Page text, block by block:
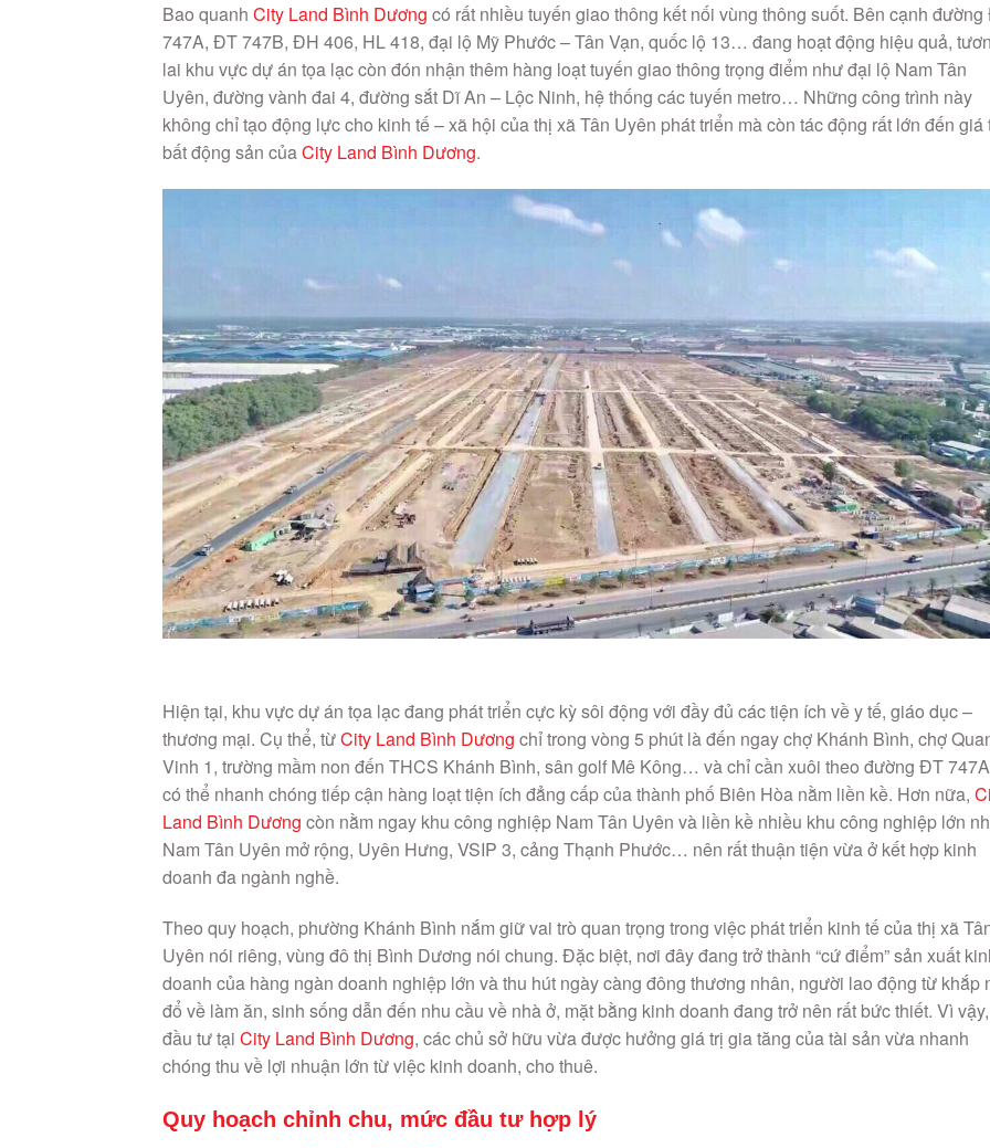
Bao quanh City Land Bình Dương có rất nhiều tuyến giao thông kết nối vùng thông suốt. Bên cạnh
747A, ĐT 747B, ĐH 406, HL 418, đại lộ Mỹ Phước – Tân Vạn, quốc lộ 13… đang hoạt động hiệu quả,
lai khu vực dự án tọa lạc còn đón nhận thêm hàng loạt tuyến giao thông trọng điểm như đại lộ Nam Tân
Uyên, đường vành đai 4, đường sắt Dĩ An – Lộc Ninh, hệ thống các tuyến metro… Những công trình này
không chỉ tạo động lực cho kinh tế – xã hội của thị xã Tân Uyên phát triển mà còn tác động rất lớn đến giá
bất động sản củaCity Land Bình Dương.
Hiện tại, khu vực dự án tọa lạc đang phát triển cực kỳ sôi động với đầy đủ các tiện ích về y tế, giáo dục –
thương mại. Cụ thể, từCity Land Bình Dương chỉ trong vòng 5 phút là đến ngay chợ Khánh Bình, chợ
Vinh 1, trường mầm non đến THCS Khánh Bình, sân golf Mê Kông… và chỉ cần xuôi theo đường ĐT
có thể nhanh chóng tiếp cận hàng loạt tiện ích đẳng cấp của thành phố Biên Hòa nằm liền kề. Hơn nữa,
Land Bình Dương còn nằm ngay khu công nghiệp Nam Tân Uyên và liền kề nhiều khu công nghiệp lớn
Nam Tân Uyên mở rộng, Uyên Hưng, VSIP 3, cảng Thạnh Phước… nên rất thuận tiện vừa ở kết hợp kinh
doanh đa ngành nghề.
Theo quy hoạch, phường Khánh Bình nắm giữ vai trò quan trọng trong việc phát triển kinh tế của thị xã
Uyên nói riêng, vùng đô thị Bình Dương nói chung. Đặc biệt, nơi đây đang trở thành “cứ điểm” sản xuất
doanh của hàng ngàn doanh nghiệp lớn và thu hút ngày càng đông thương nhân, người lao động từ khắp
đổ về làm ăn, sinh sống dẫn đến nhu cầu về nhà ở, mặt bằng kinh doanh đang trở nên rất bức thiết. Vì vậy,
đầu tư tại City Land Bình Dương, các chủ sở hữu vừa được hưởng giá trị gia tăng của tài sản vừa nhanh
chóng thu về lợi nhuận lớn từ việc kinh doanh, cho thuê.
Quy hoạch chỉnh chu, mức đầu tư hợp lý